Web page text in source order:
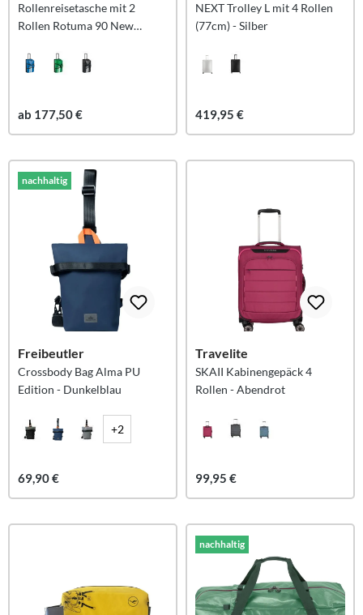
Rollenreisetasche mit 2
Rollen Rotuma 90 New
ab 177,50 €
NEXT Trolley L mit 4 Rollen
(77cm) - Silber
419,95 €
nachhaltig
Freibeutler
Crossbody Bag Alma PU
Edition - Dunkelblau
+2
69,90 €
Travelite
SKAII Kabinengepäck 4
Rollen - Abendrot
99,95 €
nachhaltig